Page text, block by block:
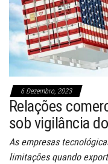
6 Dezembro, 2023
Relações
sob vigilância
As empresas
limitações quando